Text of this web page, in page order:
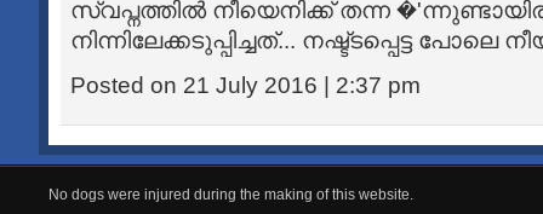
സ്വപ്നത്തില്‍ നീയെനിക്ക് തന്ന
നിന്നിലേക്കടുപ്പിച്ചത്... നഷ്ട്ടപ്പെട്ട പോലെ
Posted on 21 July 2016 | 2:37 pm
No dogs were injured during the making of this website.